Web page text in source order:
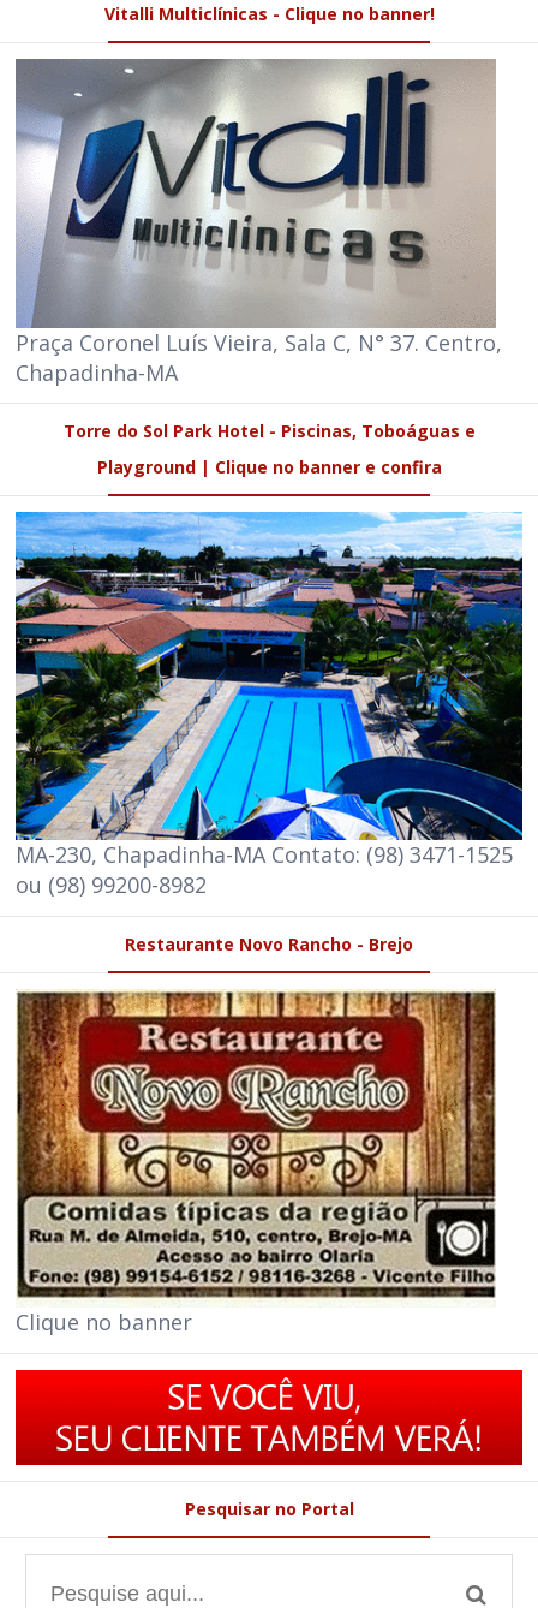
Vitalli Multiclínicas - Clique no banner!
Praça Coronel Luís Vieira, Sala C, N° 37. Centro,
Chapadinha-MA
Torre do Sol Park Hotel - Piscinas, Toboáguas e
Playground | Clique no banner e confira
MA-230, Chapadinha-MA Contato: (98) 3471-1525
ou (98) 99200-8982
Restaurante Novo Rancho - Brejo
Clique no banner
Pesquisar no Portal